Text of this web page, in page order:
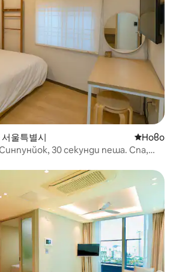
울특별시 Ново
Ново
30 секунди пеша. Спа,
души